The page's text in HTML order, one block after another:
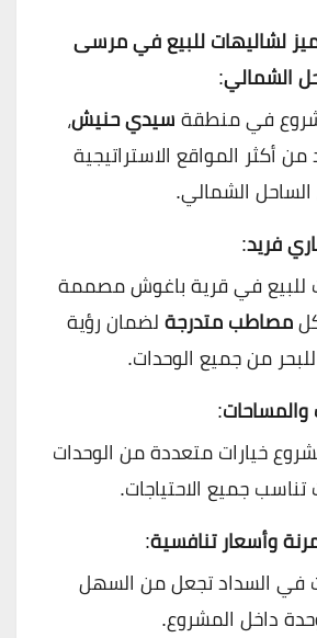
لشاليهات للبيع في مرسى
الشمالي:
في منطقةسيدي حنيش،
من أكثر المواقع الاستراتيجية
الشمالي.
فريد:
للبيع في قرية باغوش مصممة
مصاطب متدرجةلضمان رؤية
من جميع الوحدات.
والمساحات:
خيارات متعددة من الوحدات
جميع الاحتياجات.
وأسعار تنافسية:
في السداد تجعل من السهل
داخل المشروع.